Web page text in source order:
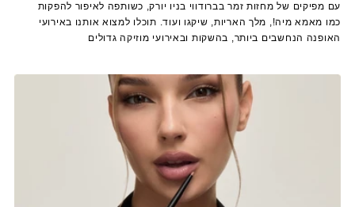
עם מפיקים של מחזות זמר בברודווי בניו יורק, כשותפה לאיפור להפקות
כמו מאמא מיה!, מלך האריות, שיקגו ועוד. תוכלו למצוא אותנו באירועי
האופנה הנחשבים ביותר, בהשקות ובאירועי מוזיקה גדולים